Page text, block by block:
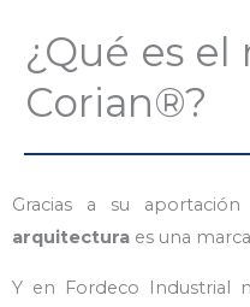
¿Qué es el
Corian®?
Gracias a su
arquitectura es una
Y en Fordeco Industrial